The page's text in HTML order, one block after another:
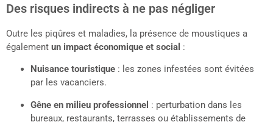
Des risques indirects à ne pas négliger
Outre les piqûres et maladies, la présence de moustiques a
également un impact économique et social :
Nuisance touristique : les zones infestées sont évitées
par les vacanciers.
Gêne en milieu professionnel : perturbation dans les
bureaux, restaurants, terrasses ou établissements de